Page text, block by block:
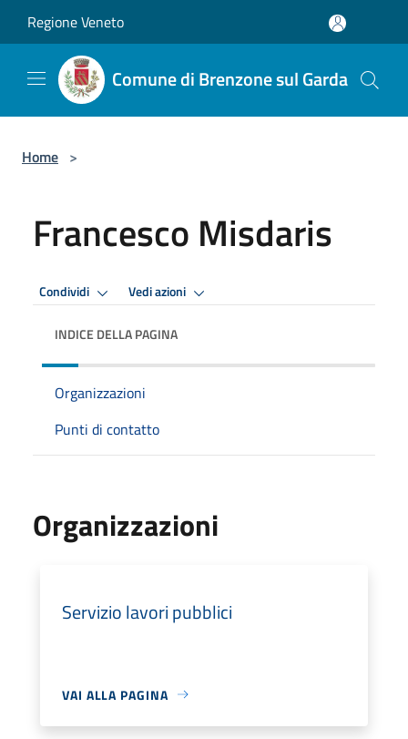
Regione Veneto
Comune di Brenzone sul Garda
Home >
Francesco Misdaris
Condividi Vedi azioni
INDICE DELLA PAGINA
Organizzazioni
Punti di contatto
Organizzazioni
Servizio lavori pubblici
VAI ALLA PAGINA